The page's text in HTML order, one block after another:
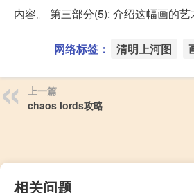
内容。 第三部分(5): 介绍这幅画的艺
网络标签： 清明上河图
上一篇
chaos lords攻略
相关问题